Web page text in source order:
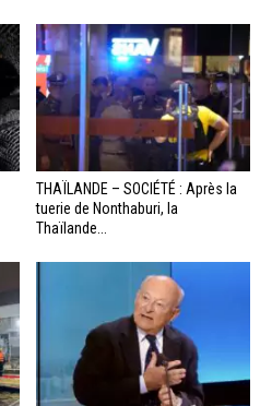
THAÏLANDE – SOCIÉTÉ : Après la
tuerie de Nonthaburi, la
Thaïlande...